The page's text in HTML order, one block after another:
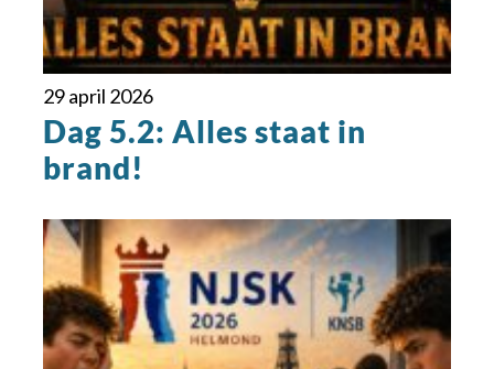
29 april 2026
Dag 5.2: Alles staat in
brand!